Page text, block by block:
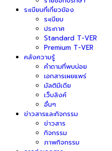
ระเบียบที่เกี่ยวข้อง
ระเบียบ
ประกาศ
Standard T-VER
Premium T-VER
คลังความรู้
คำถามที่พบบ่อย
เอกสารเผยแพร่
มัลติมีเดีย
เว็บลิงค์
อื่นๆ
ข่าวสารและกิจกรรม
ข่าวสาร
กิจกรรม
ภาพกิจกรรม